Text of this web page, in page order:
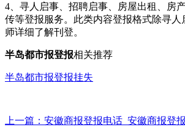
4、寻人启事、招聘启事、房屋出租、房
传等登报服务。此类内容登报格式除寻人
师详细了解刊登。
半岛都市报登报相关推荐
半岛都市报登报挂失
上一篇：安徽商报登报电话_安徽商报登